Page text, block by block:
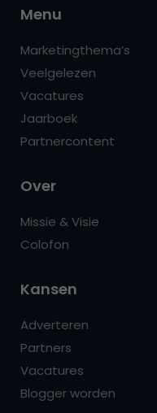
Menu
Marketingthema’s
Veelgelezen
Vacatures
Jaarboek
Partnercontent
Over
Missie & Visie
Colofon
Kansen
Adverteren
Partners
Vacatures
Blogger worden